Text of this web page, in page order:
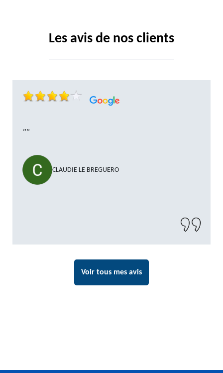
Les avis de nos clients
""
CLAUDIE LE BREGUERO
Voir tous mes avis